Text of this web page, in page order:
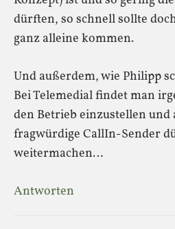
dürften, so schnell sollte
ganz alleine kommen.
Und außerdem, wie Philipp
Bei Telemedial findet man
den Betrieb einzustellen und
fragwürdige CallIn-Sender
weitermachen…
Antworten